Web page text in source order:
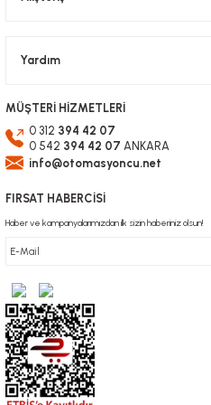
Yardım
MÜŞTERİ HİZMETLERİ
0 312 394 42 07
0 542 394 42 07 ANKARA
info@otomasyoncu.net
FIRSAT HABERCİSİ
Haber ve kampanyalarımızdan ilk sizin haberiniz olsun!